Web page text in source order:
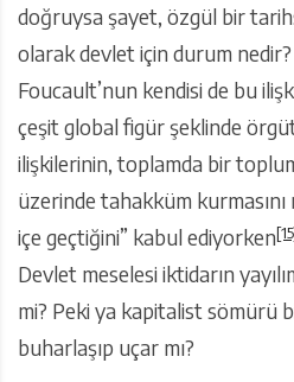
doğruysa şayet, özgül bir
olarak devlet için durum
Foucault’nun kendisi de bu
çeşit global figür şeklinde
ilişkilerinin, toplamda bir
üzerinde tahakküm kurmasını
içe geçtiğini” kabul ediyorken
Devlet meselesi iktidarın
mi? Peki ya kapitalist sömürü
buharlaşıp uçar mı?